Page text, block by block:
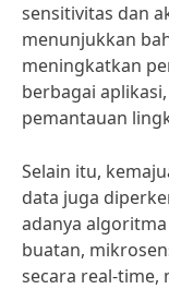
sensitivitas dan
menunjukkan
meningkatkan
berbagai
pemantauan
Selain itu,
data juga
adanya
buatan,
secara real-time,